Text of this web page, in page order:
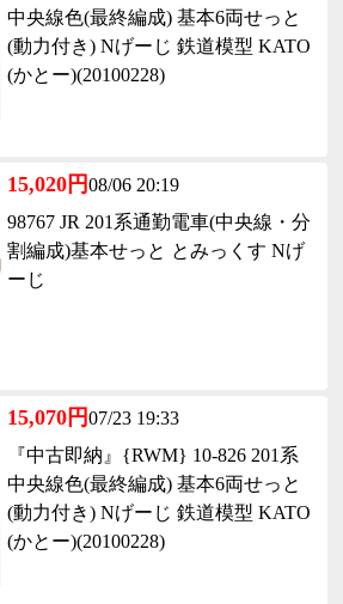
中央線色(最終編成) 基本6両せっと
(動力付き) Nげーじ 鉄道模型 KATO
(かとー)(20100228)
15,020円08/06 20:19
98767 JR 201系通勤電車(中央線・分
割編成)基本せっと とみっくす Nげ
ーじ
15,070円07/23 19:33
『中古即納』{RWM} 10-826 201系
中央線色(最終編成) 基本6両せっと
(動力付き) Nげーじ 鉄道模型 KATO
(かとー)(20100228)